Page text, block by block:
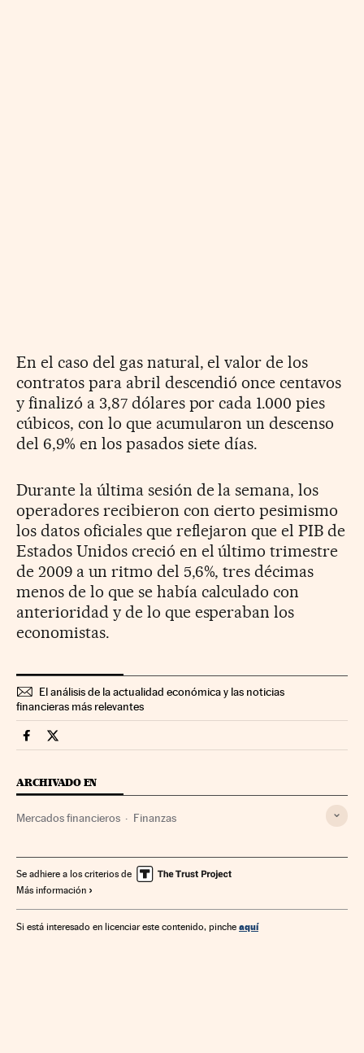
En el caso del gas natural, el valor de los
contratos para abril descendió once centavos
y finalizó a 3,87 dólares por cada 1.000 pies
cúbicos, con lo que acumularon un descenso
del 6,9% en los pasados siete días.
Durante la última sesión de la semana, los
operadores recibieron con cierto pesimismo
los datos oficiales que reflejaron que el PIB de
Estados Unidos creció en el último trimestre
de 2009 a un ritmo del 5,6%, tres décimas
menos de lo que se había calculado con
anterioridad y de lo que esperaban los
economistas.
El análisis de la actualidad económica y las noticias
financieras más relevantes
Mercados Financieros Cinco Días en Facebook
Mercados Financieros Cinco Días en Twitter
ARCHIVADO EN
Mercados financieros Finanzas
Se adhiere a los criterios de
Más información
Si está interesado en licenciar este contenido, pinche aquí